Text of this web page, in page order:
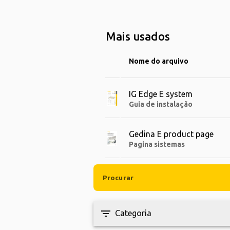
Mais usados
Nome do arquivo
IG Edge E system
Guia de instalação
Gedina E product page
Pagina sistemas
filter_list Categoria